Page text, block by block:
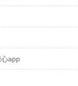
app